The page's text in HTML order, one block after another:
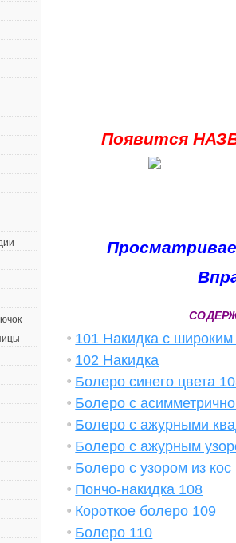
Появится
101 Накидка с
102 Накидка
Болеро синего цвета
Болеро с
Болеро с ажурными
Болеро с ажурным
Болеро с узором из кос
Пончо-накидка 108
Короткое болеро 109
Болеро 110